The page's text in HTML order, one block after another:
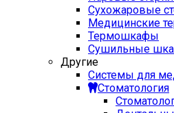
Сухожаровые
Медицинские
Термошкафы
Сушильные
Другие
Системы для
Стоматология